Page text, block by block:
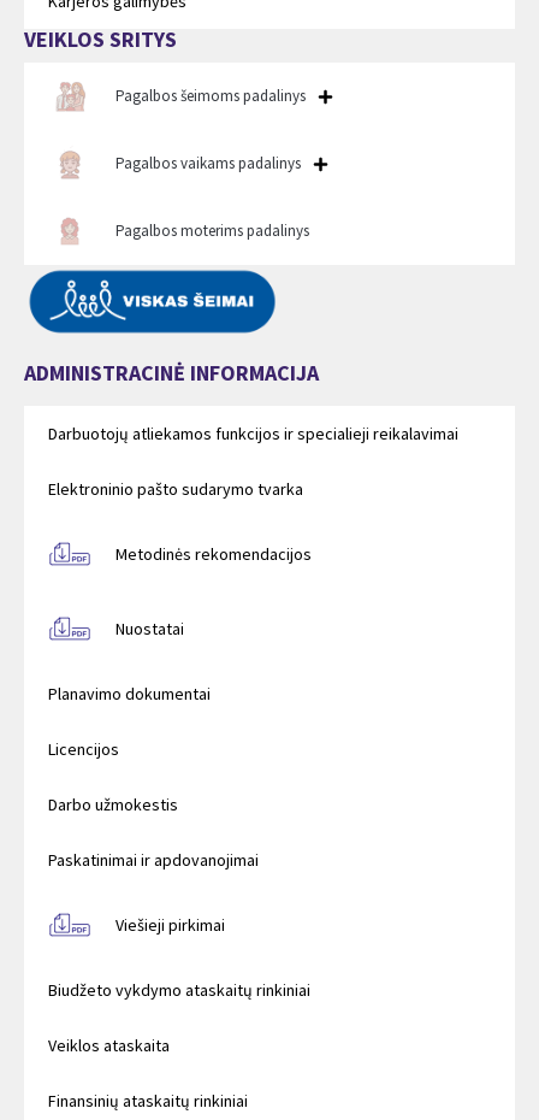
VEIKLOS SRITYS
Pagalbos šeimoms padalinys
Pagalbos vaikams padalinys
Pagalbos moterims padalinys
ADMINISTRACINĖ INFORMACIJA
Darbuotojų atliekamos funkcijos ir specialieji reikalavimai
Elektroninio pašto sudarymo tvarka
Metodinės rekomendacijos
Nuostatai
Planavimo dokumentai
Licencijos
Darbo užmokestis
Paskatinimai ir apdovanojimai
Viešieji pirkimai
Biudžeto vykdymo ataskaitų rinkiniai
Veiklos ataskaita
Finansinių ataskaitų rinkiniai